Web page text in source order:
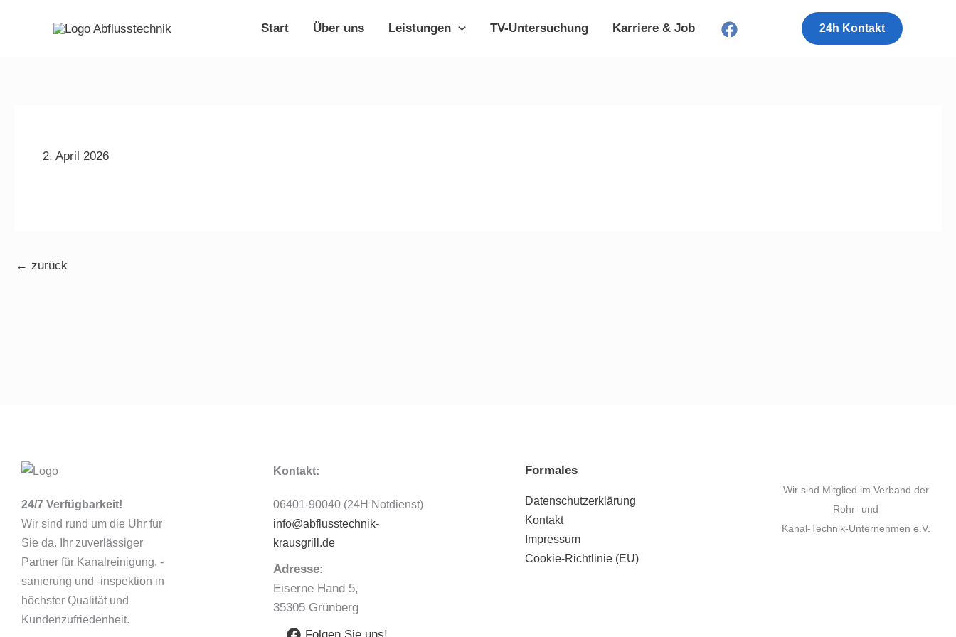
Start Über uns Leistungen TV-Untersuchung Karriere & Job 24h Kontakt
2. April 2026
← zurück
24/7 Verfügbarkeit!
Wir sind rund um die Uhr für
Sie da. Ihr zuverlässiger
Partner für Kanalreinigung, -
sanierung und -inspektion in
höchster Qualität und
Kundenzufriedenheit.
Kontakt:
06401-90040 (24H Notdienst)
info@abflusstechnik-
krausgrill.de
Adresse:
Eiserne Hand 5,
35305 Grünberg
Formales
Datenschutzerklärung
Kontakt
Impressum
Cookie-Richtlinie (EU)
Wir sind Mitglied im Verband der
Rohr- und
Kanal-Technik-Unternehmen e.V.